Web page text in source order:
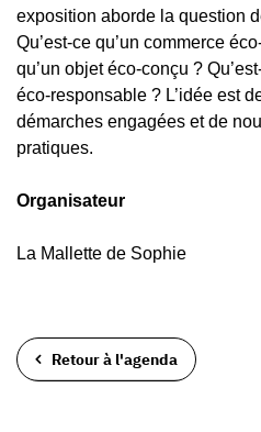
exposition aborde la question
Qu’est-ce qu’un commerce
qu’un objet éco-conçu ?
éco-responsable ? L’idée est
démarches engagées et de
pratiques.
Organisateur
La Mallette de Sophie
Retour à l'agenda